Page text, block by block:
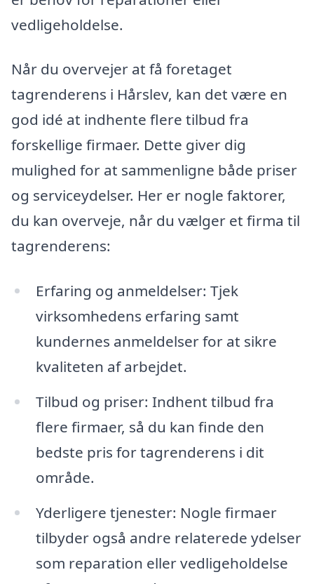
vedligeholdelse.
Når du overvejer at få foretaget
tagrenderens i Hårslev, kan det være en
god idé at indhente flere tilbud fra
forskellige firmaer. Dette giver dig
mulighed for at sammenligne både priser
og serviceydelser. Her er nogle faktorer,
du kan overveje, når du vælger et firma til
tagrenderens:
Erfaring og anmeldelser: Tjek
virksomhedens erfaring samt
kundernes anmeldelser for at sikre
kvaliteten af arbejdet.
Tilbud og priser: Indhent tilbud fra
flere firmaer, så du kan finde den
bedste pris for tagrenderens i dit
område.
Yderligere tjenester: Nogle firmaer
tilbyder også andre relaterede ydelser
som reparation eller vedligeholdelse